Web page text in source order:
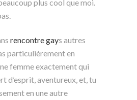
plus cool que moi.
rencontre gays autres
particulièrement en
femme exactement qui
d’esprit, aventureux, et, tu
en une autre